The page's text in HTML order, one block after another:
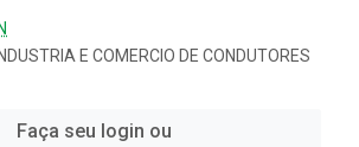
INDUSTRIA E COMERCIO DE CONDUTORES
Faça seu login ou